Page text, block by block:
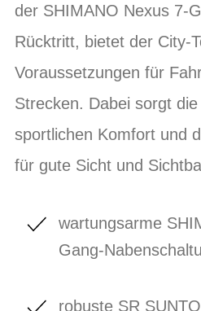
der SHIMANO Nexus 7-
Rücktritt, bietet der City-
Voraussetzungen für
Strecken. Dabei sorgt
sportlichen Komfort und
für gute Sicht und
wartungsarme
Gang-
robuste SR